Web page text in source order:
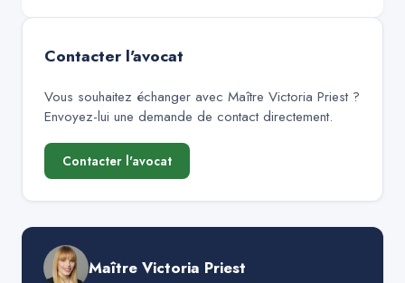
Contacter l'avocat
Vous souhaitez échanger avec Maître Victoria Priest?
Envoyez-lui une demande de contact directement.
Contacter l'avocat
Maître Victoria Priest